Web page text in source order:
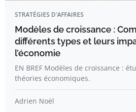
STRATÉGIES D'AFFAIRES
Modèles de croissance :
différents types et leurs
l’économie
EN BREF Modèles de croissance :
théories économiques.
Adrien Noël